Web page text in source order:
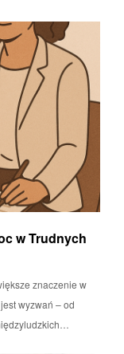
w Trudnych
znaczenie w
wyzwań – od